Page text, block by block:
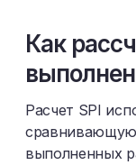
Как
Расчет SPI
сравнивающую
выполненных